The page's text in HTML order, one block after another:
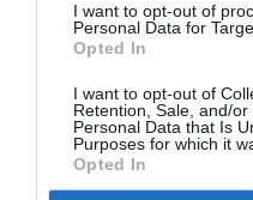
I want to opt-out of
Personal Data for
Opted In
I want to opt-out of
Retention, Sale, and/
Personal Data that Is
Purposes for which it
Opted In